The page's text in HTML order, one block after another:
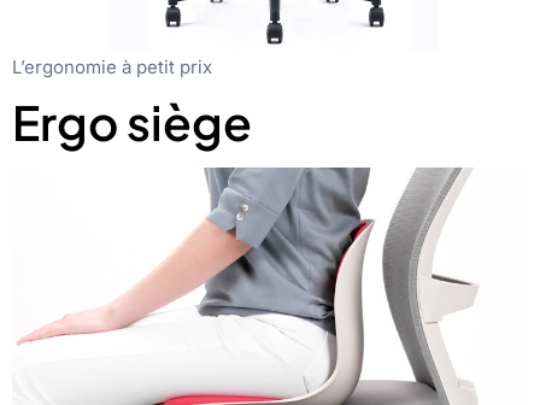
L’ergonomie à petit prix
Ergo siège